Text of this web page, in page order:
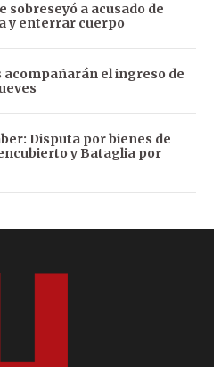
sobreseyó a acusado de
y enterrar cuerpo
el ingreso de
Disputa por bienes de
y Bataglia por